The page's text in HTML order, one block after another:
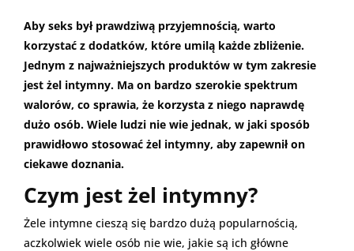
Aby seks był prawdziwą przyjemnością, warto
korzystać z dodatków, które umilą każde zbliżenie.
Jednym z najważniejszych produktów w tym zakresie
jest żel intymny. Ma on bardzo szerokie spektrum
walorów, co sprawia, że korzysta z niego naprawdę
dużo osób. Wiele ludzi nie wie jednak, w jaki sposób
prawidłowo stosować żel intymny, aby zapewnił on
ciekawe doznania.
Czym jest żel intymny?
Żele intymne cieszą się bardzo dużą popularnością,
aczkolwiek wiele osób nie wie, jakie są ich główne